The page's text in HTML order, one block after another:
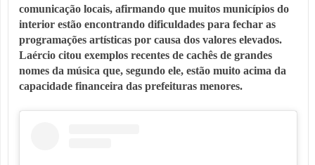
comunicação locais, afirmando que muitos municípios do
interior estão encontrando dificuldades para fechar as
programações artísticas por causa dos valores elevados.
Laércio citou exemplos recentes de cachês de grandes
nomes da música que, segundo ele, estão muito acima da
capacidade financeira das prefeituras menores.